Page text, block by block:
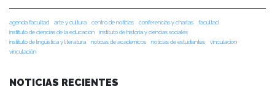
agenda facultad arte y cultura centro de noticias conferencias y charlas
facultad
instituto de ciencias de la educación
instituto de historia y ciencias sociales
instituto de lingüística y literatura
noticias de académicos noticias de estudiantes
vinculacion
vinculación
NOTICIAS RECIENTES